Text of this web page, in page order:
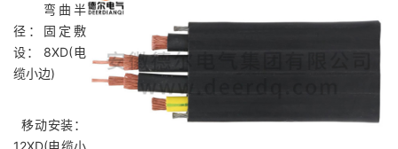
弯曲半
径：固定敷
设： 8XD(电
缆小边)
移动安装：
12XD(电缆小